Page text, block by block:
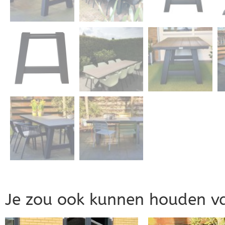
Je zou ook kunnen houden